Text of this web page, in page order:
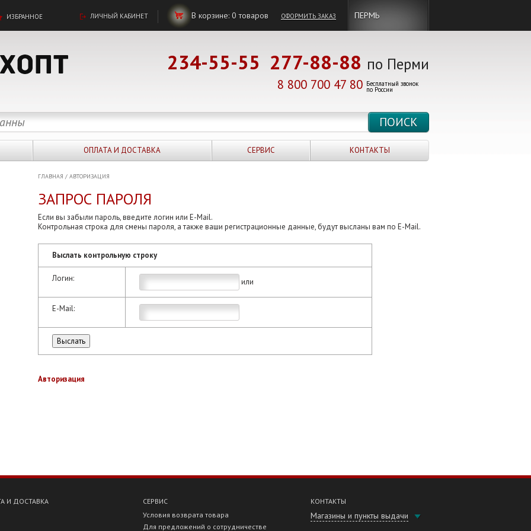
ИЗБРАННОЕ ЛИЧНЫЙ КАБИНЕТ В корзине: 0товаров ОФОРМИТЬ ЗАКАЗ ПЕРМЬ
234-55-55 277-88-88 по Перми
8 800 700 47 80 Бесплатный звонок
по России
ОПЛАТА И ДОСТАВКА СЕРВИС КОНТАКТЫ
ГЛАВНАЯ / АВТОРИЗАЦИЯ
ЗАПРОС ПАРОЛЯ
Если вы забыли пароль, введите логин или E-Mail.
Контрольная строка для смены пароля, а также ваши регистрационные данные, будут высланы вам по E-Mail.
Выслать контрольную строку
Логин: или
E-Mail:
Авторизация
КОНТАКТЫ
Магазины и пункты выдачи
И ДОСТАВКА
СЕРВИС
Условия возврата товара
Для предложений о сотрудничестве